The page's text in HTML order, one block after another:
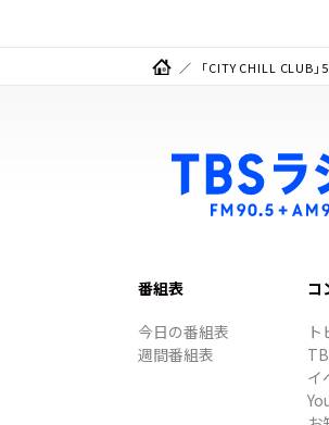
「CITY CHILL CLUB
番組表
今日の番組表
週間番組表
コ
イ